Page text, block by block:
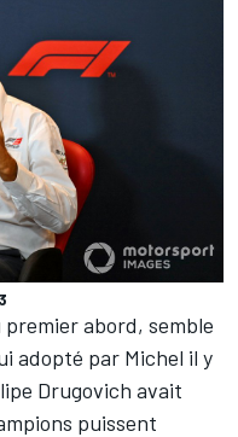
abord, semble
adopté par Michel il y
Drugovich avait
puissent